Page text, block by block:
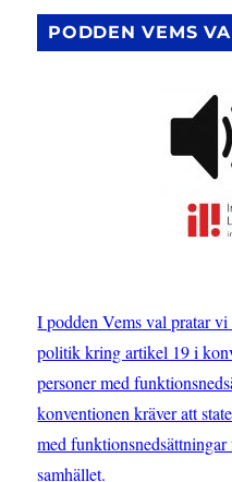
PODDEN VEMS
I podden Vems val pratar
politik kring artikel 19 i
personer med
konventionen kräver att
med
samhället.